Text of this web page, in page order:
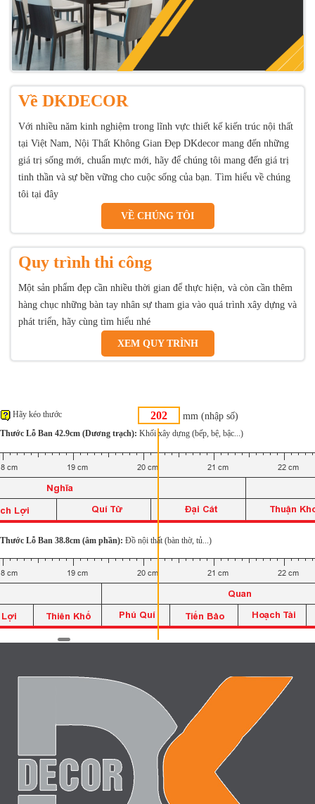
Về DKDECOR
Với nhiều năm kinh nghiệm trong lĩnh vực thiết kế kiến trúc nội thất
tại Việt Nam, Nội Thất Không Gian Đẹp DKdecor mang đến những
giá trị sống mới, chuẩn mực mới, hãy để chúng tôi mang đến giá trị
tinh thần và sự bền vững cho cuộc sống của bạn. Tìm hiểu về chúng
tôi tại đây
VỀ CHÚNG TÔI
Quy trình thi công
Một sản phẩm đẹp cần nhiều thời gian để thực hiện, và còn cần thêm
hàng chục những bàn tay nhân sự tham gia vào quá trình xây dựng và
phát triển, hãy cùng tìm hiểu nhé
XEM QUY TRÌNH
mm (nhập số)
Hãy kéo thước
Thước Lỗ Ban 42.9cm (Dương trạch): Khối xây dựng (bếp, bệ, bậc...)
Thước Lỗ Ban 38.8cm (âm phần): Đồ nội thất (bàn thờ, tủ...)